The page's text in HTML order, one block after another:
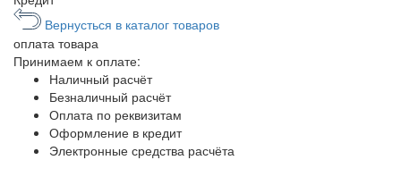
Вернусться в каталог товаров
оплата товара
Принимаем к оплате:
Наличный расчёт
Безналичный расчёт
Оплата по реквизитам
Оформление в кредит
Электронные средства расчёта